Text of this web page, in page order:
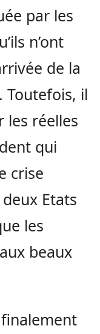
par les
n’ont
de la
Toutefois, il
les réelles
qui
crise
Etats
les
beaux